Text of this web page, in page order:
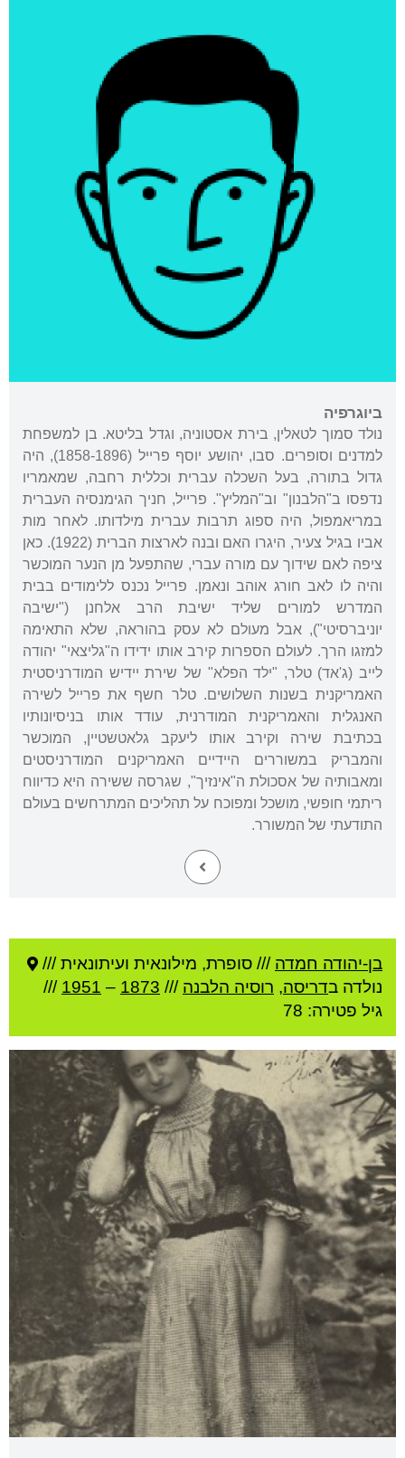
ביוגרפיה
נולד סמוך לטאלין, בירת אסטוניה, וגדל בליטא. בן למשפחת
למדנים וסופרים. סבו, יהושע יוסף פרייל (1858-1896), היה
גדול בתורה, בעל השכלה עברית וכללית רחבה, שמאמריו
נדפסו ב"הלבנון" וב"המליץ". פרייל, חניך הגימנסיה העברית
במריאמפול, היה ספוג תרבות עברית מילדותו. לאחר מות
אביו בגיל צעיר, היגרו האם ובנה לארצות הברית (1922). כאן
ציפה לאם שידוך עם מורה עברי, שהתפעל מן הנער המוכשר
והיה לו לאב חורג אוהב ונאמן. פרייל נכנס ללימודים בבית
המדרש למורים שליד ישיבת הרב אלחנן ("ישיבה
יוניברסיטי"), אבל מעולם לא עסק בהוראה, שלא התאימה
למזגו הרך. לעולם הספרות קירב אותו ידידו ה"גליצאי" יהודה
לייב (ג'אד) טלר, "ילד הפלא" של שירת יידיש המודרניסטית
האמריקנית בשנות השלושים. טלר חשף את פרייל לשירה
האנגלית והאמריקנית המודרנית, עודד אותו בניסיונותיו
בכתיבת שירה וקירב אותו ליעקב גלאטשטיין, המוכשר
והמבריק במשוררים היידיים האמריקנים המודרניסטים
ומאבותיה של אסכולת ה"אינזיך", שגרסה ששירה היא כדיווח
ריתמי חופשי, מושכל ומפוכח על תהליכים המתרחשים בעולם
התודעתי של המשורר.
בן-יהודה חמדה /// סופרת, מילונאית ועיתונאית ///
נולדה בדריסה, רוסיה הלבנה ///
1873
–
1951
///
גיל פטירה: 78